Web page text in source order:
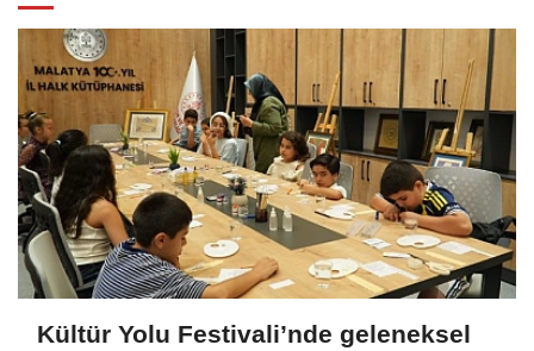
Kültür Yolu Festivali’nde geleneksel